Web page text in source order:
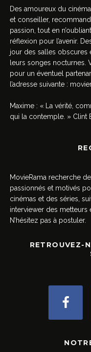
Des amoureux du
et conseiller,
passion, tout en
réflexion pour l’avenir.
jour des salles obscures
leurs songes nocturnes.
pour un éventuel
l’adresse suivante :
Maxime : « La vérité,
qui la contemple. » Clint
MovieRama recherche
passionnés et motivés
cinémas et des séries,
interviewer des metteurs
N’hésitez pas à postuler.
RETROUVEZ-